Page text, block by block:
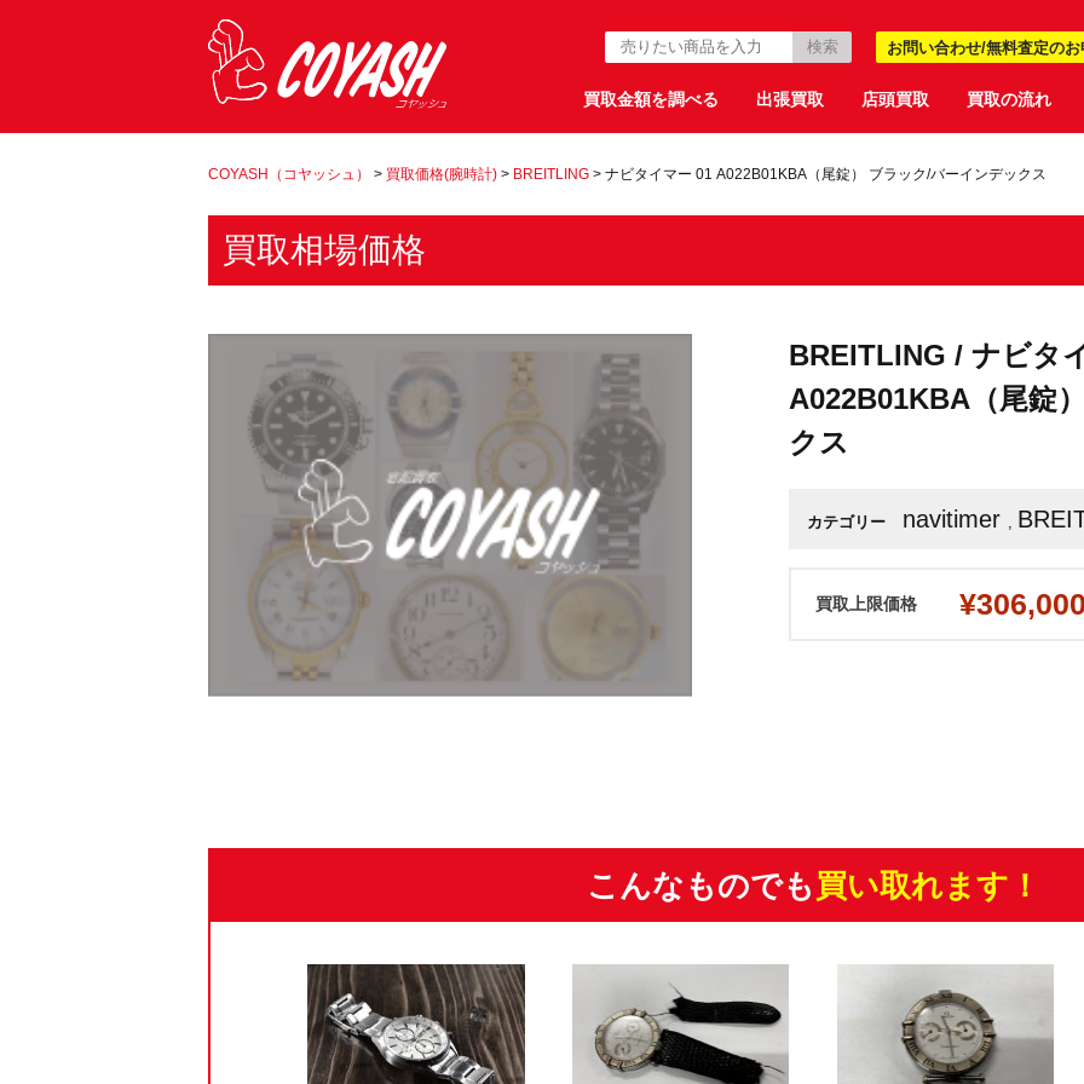
お問い合わせ/無料査定の
買取金額を調べる 出張買取 店頭買取 買取の流れ
COYASH（コヤッシュ） > 買取価格(腕時計) > BREITLING > ナビタイマー 01 A022B01KBA（尾錠） ブラック/バーインデックス
買取相場価格
BREITLING / ナビタ
A022B01KBA（尾錠
クス
カテゴリー navitimer ,
買取上限価格
こんなものでも 買い取れます！